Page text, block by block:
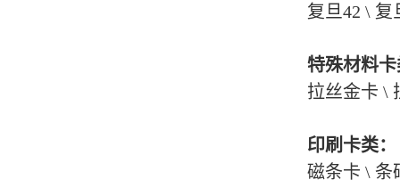
复旦42 \ 复
特殊材料
拉丝金卡 \
印刷卡类：
磁条卡 \ 条